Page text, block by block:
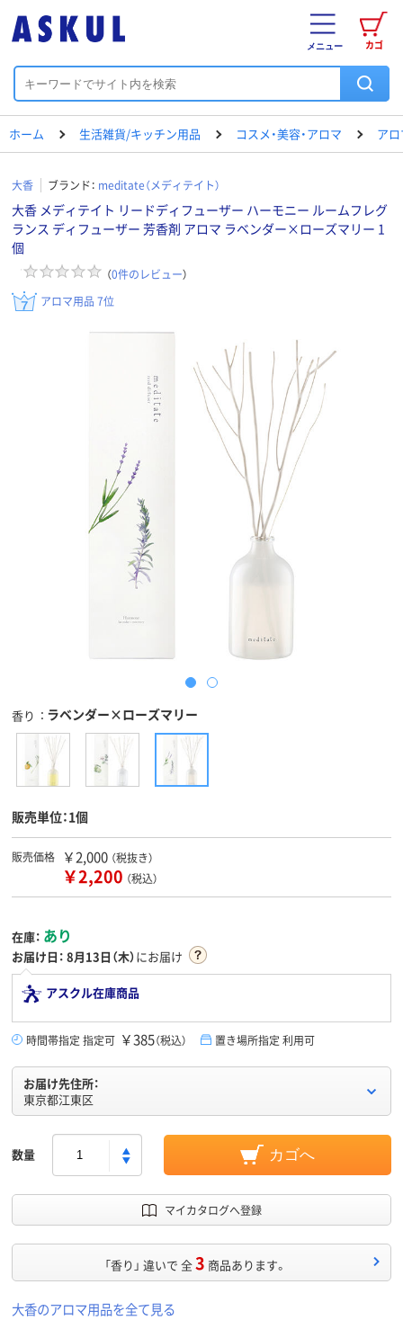
カゴ
メニュー
ホーム 生活雑貨/キッチン用品 コスメ・美容・アロマ ア
大香 ブランド： meditate（メディテイト）
大香 メディテイト リードディフューザー ハーモニー ルームフレグ
ランス ディフューザー 芳香剤 アロマ ラベンダー×ローズマリー 1
個
（0件のレビュー）
アロマ用品 7位
香り ラベンダー×ローズマリー
販売単位：1個
販売価格 ￥2,000 （税抜き）
￥2,200 （税込）
在庫： あり
お届け日： 8月13日（木）にお届け
アスクル在庫商品
時間帯指定 指定可 ￥385（税込） 置き場所指定 利用可
お届け先住所：
東京都江東区
数量 カゴへ
マイカタログへ登録
「香り」 違いで 全3 商品あります。
大香のアロマ用品を全て見る